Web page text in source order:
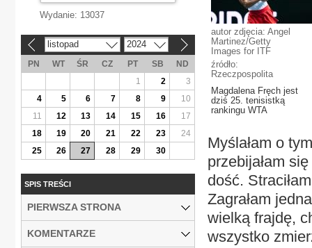
autor zdjęcia: Angel
Martinez/Getty
Images for ITF
źródło:
Rzeczpospolita
Magdalena Fręch jest
dziś 25. tenisistką
rankingu WTA
Myślałam o
przebijałam
dość.
Zagrałam
wielką frajdę,
wszystko
Wydanie: 13037
listopad 2024
PN WT ŚR CZ PT SB
ND
1
2
3
4
5 6 7 8 9
10
11
12 13 14 15 16
17
18
19 20 21 22 23
24
25
26 27 28 29 30
SPIS TREŚCI
PIERWSZA STRONA
KOMENTARZE